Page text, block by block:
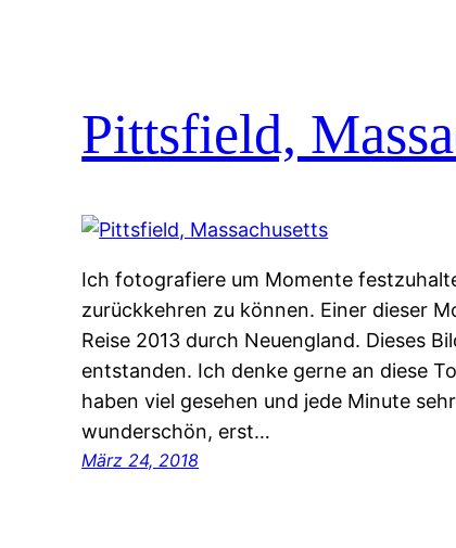
Pittsfield,
Ich fotografiere um Momente
zurückkehren zu können. Einer dieser
Reise 2013 durch Neuengland. Dieses
entstanden. Ich denke gerne an diese
haben viel gesehen und jede Minute
wunderschön, erst…
März 24, 2018